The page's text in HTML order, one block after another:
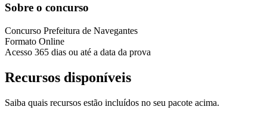
Sobre o concurso
Concurso Prefeitura de Navegantes
Formato Online
Acesso 365 dias ou até a data da prova
Recursos disponíveis
Saiba quais recursos estão incluídos no seu pacote acima.